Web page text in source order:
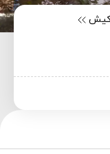
کیش